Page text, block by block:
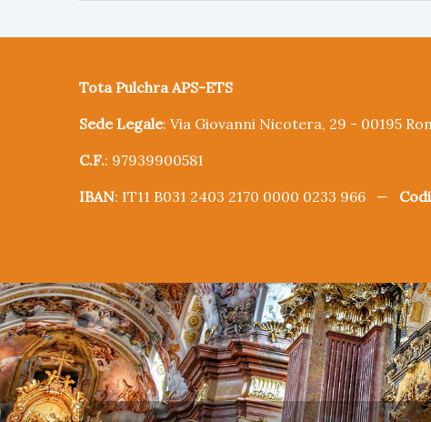
Tota Pulchra APS-ETS
Sede Legale: Via Giovanni Nicotera, 29 - 00195
C.F.: 97939900581
IBAN: IT11 B031 2403 2170 0000 0233 966 —